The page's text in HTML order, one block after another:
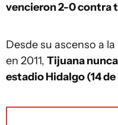
vencieron 2-0 contra
Desde su ascenso a
en 2011, Tijuana
estadio Hidalgo (14